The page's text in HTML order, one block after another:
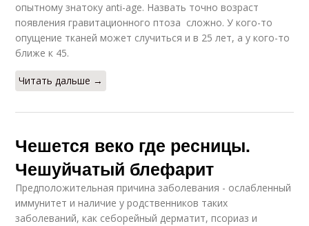
опытному знатоку anti-age. Назвать точно возраст
появления гравитационного птоза сложно. У кого-то
опущение тканей может случиться и в 25 лет, а у кого-то
ближе к 45.
Читать дальше →
Чешется веко где ресницы.
Чешуйчатый блефарит
Предположительная причина заболевания - ослабленный
иммунитет и наличие у родственников таких
заболеваний, как себорейный дерматит, псориаз и